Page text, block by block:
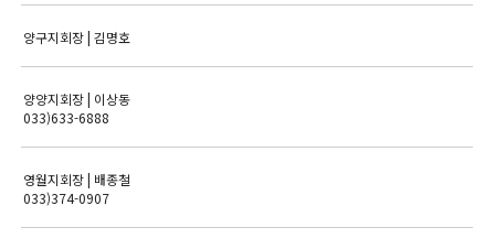
양구지회장 | 김명호
양양지회장 | 이상동
033)633-6888
영월지회장 | 배종철
033)374-0907